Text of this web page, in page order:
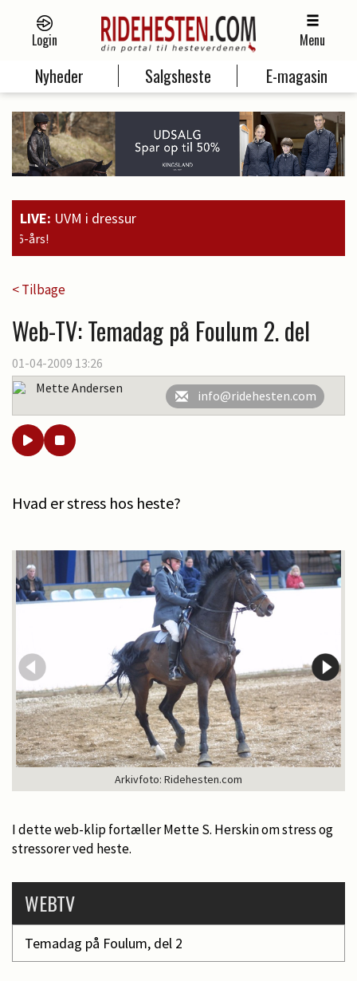
Login Menu
Nyheder Salgsheste E-magasin
LIVE: UVM i dressur
< Tilbage
Web-TV: Temadag på Foulum 2. del
01-04-2009 13:26
Mette Andersen
info@ridehesten.com
Hvad er stress hos heste?
Arkivfoto: Ridehesten.com
I dette web-klip fortæller Mette S. Herskin om stress og
stressorer ved heste.
WEBTV
Temadag på Foulum, del 2